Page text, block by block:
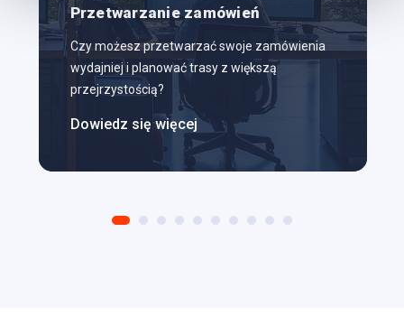
Przetwarzanie zamówień
Czy możesz przetwarzać swoje zamówienia
wydajniej i planować trasy z większą
przejrzystością?
Dowiedz się więcej